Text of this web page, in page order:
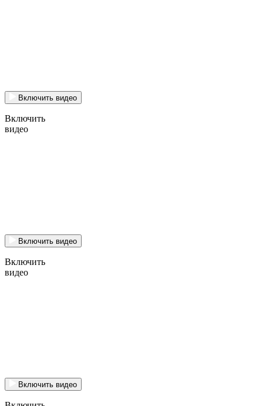
Включить видео
Включить
видео
Включить видео
Включить
видео
Включить видео